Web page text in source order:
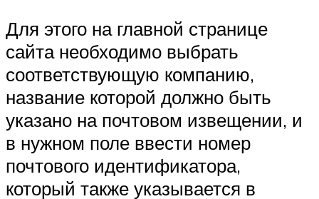
Для этого на главной странице
сайта необходимо выбрать
соответствующую компанию,
название которой должно быть
указано на почтовом извещении, и
в нужном поле ввести номер
почтового идентификатора,
который также указывается в